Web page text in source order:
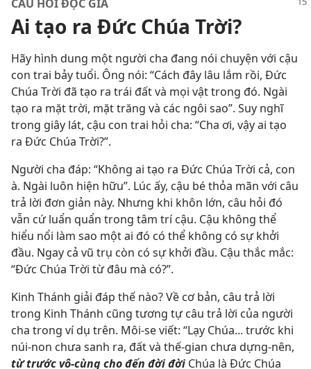
CÂU HỎI ĐỘC GIẢ
Ai tạo ra Đức Chúa Trời?
Hãy hình dung một người cha đang nói chuyện với cậu
con trai bảy tuổi. Ông nói: “Cách đây lâu lắm rồi, Đức
Chúa Trời đã tạo ra trái đất và mọi vật trong đó. Ngài
tạo ra mặt trời, mặt trăng và các ngôi sao”. Suy nghĩ
trong giây lát, cậu con trai hỏi cha: “Cha ơi, vậy ai tạo
ra Đức Chúa Trời?”.
Người cha đáp: “Không ai tạo ra Đức Chúa Trời cả, con
à. Ngài luôn hiện hữu”. Lúc ấy, cậu bé thỏa mãn với câu
trả lời đơn giản này. Nhưng khi khôn lớn, câu hỏi đó
vẫn cứ luẩn quẩn trong tâm trí cậu. Cậu không thể
hiểu nổi làm sao một ai đó có thể không có sự khởi
đầu. Ngay cả vũ trụ còn có sự khởi đầu. Cậu thắc mắc:
“Đức Chúa Trời từ đâu mà có?”.
Kinh Thánh giải đáp thế nào? Về cơ bản, câu trả lời
trong Kinh Thánh cũng tương tự câu trả lời của người
cha trong ví dụ trên. Môi-se viết: “Lạy Chúa... trước khi
núi-non chưa sanh ra, đất và thế-gian chưa dựng-nên,
từ trước vô-cùng cho đến đời đời Chúa là Đức Chúa